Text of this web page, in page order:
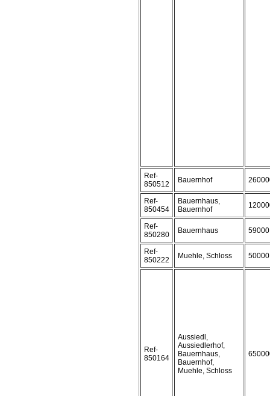
Ref-
850512
Bauernhof
Ref-
850454
Bauernhaus,
Bauernhof
Ref-
850280
Bauernhaus 59000
Ref-
850222
Muehle, Schloss 50000
Ref-
850164
Aussiedl,
Aussiedlerhof,
Bauernhaus,
Bauernhof,
Muehle, Schloss